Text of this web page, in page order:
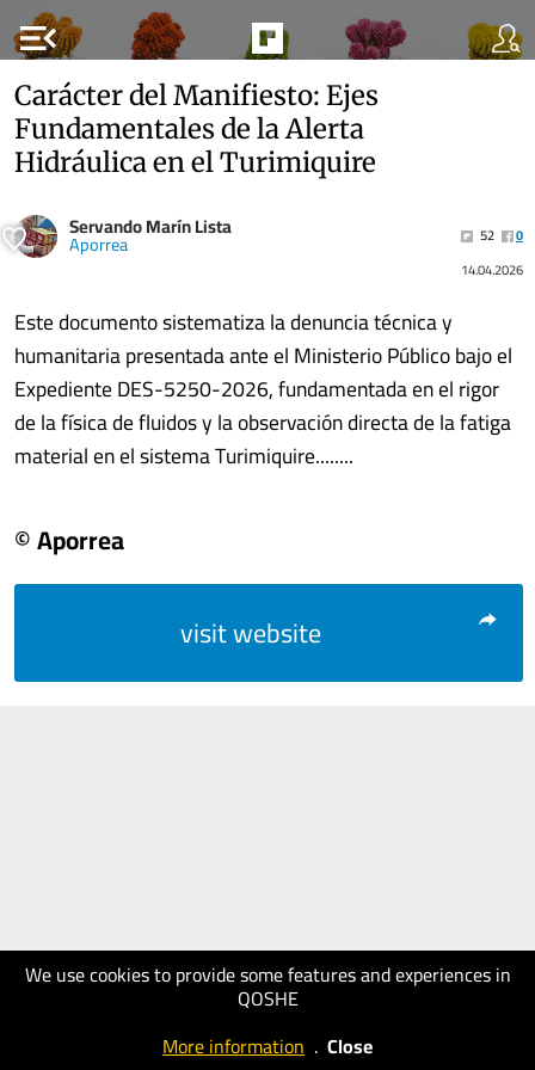
menu_open
We use cookies to provide some features and experiences in
QOSHE
More information . Close
Carácter del Manifiesto: Ejes
Fundamentales de la Alerta
Hidráulica en el Turimiquire
Servando Marín Lista
Aporrea 52
0
14.04.2026
​Este documento sistematiza la denuncia técnica y
humanitaria presentada ante el Ministerio Público bajo el
Expediente DES-5250-2026, fundamentada en el rigor
de la física de fluidos y la observación directa de la fatiga
material en el sistema Turimiquire........
© Aporrea
visit website